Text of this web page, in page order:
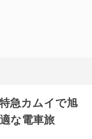
急カムイで旭
な電車旅